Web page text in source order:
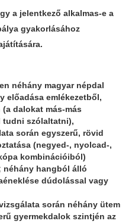
a jelentkező alkalmas-e a
gyakorlásához
néhány magyar népdal
előadása emlékezetből,
dalokat más-más
tudni szólaltatni),
során egyszerű, rövid
(negyed-, nyolcad-,
kombinációiból)
hangból álló
dúdolással vagy
során néhány ütem
gyermekdalok szintjén az